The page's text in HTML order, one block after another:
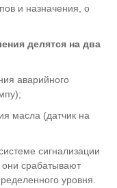
и назначения, о
делятся на два
аварийного
масла (датчик на
сигнализации
они срабатывают
уровня.